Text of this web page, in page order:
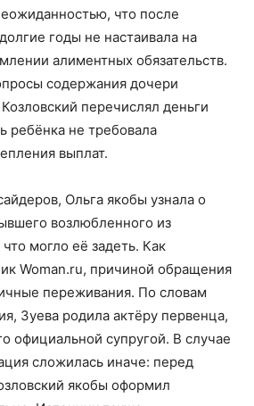
что после
годы не настаивала на
алиментных обязательств.
содержания дочери
перечислял деньги
ребёнка не требовала
выплат.
Ольга якобы узнала о
возлюбленного из
могло её задеть. Как
Woman.ru, причиной обращения
переживания. По словам
Зуева родила актёру первенца,
официальной супругой. В случае
сложилась иначе: перед
якобы оформил